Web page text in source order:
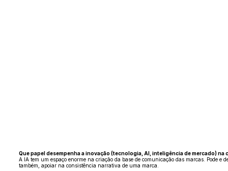
Que papel desempenha a inovação (tecnologia, AI, inteligência de mercado) na
A IA tem um espaço enorme na criação da base de comunicação das marcas. Pode
também, apoiar na consistência narrativa de uma marca.